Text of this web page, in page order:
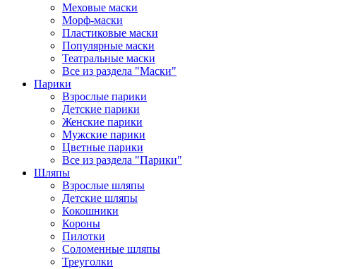
Меховые маски
Морф-маски
Пластиковые маски
Популярные маски
Театральные маски
Все из раздела "Маски"
Парики
Взрослые парики
Детские парики
Женские парики
Мужские парики
Цветные парики
Все из раздела "Парики"
Шляпы
Взрослые шляпы
Детские шляпы
Кокошники
Короны
Пилотки
Соломенные шляпы
Треуголки